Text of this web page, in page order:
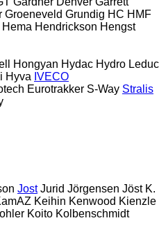
Groeneveld Grundig HC HMF
Hema Hendrickson Hengst
Hongyan Hydac Hydro Leduc
Hyva IVECO
Eurotrakker S-Way Stralis
Jost Jurid Jörgensen Jöst K.
Keihin Kenwood Kienzle
Koito Kolbenschmidt